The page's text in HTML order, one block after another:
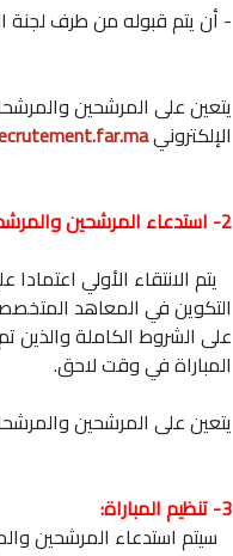
- أن يتم قبوله من طرف لجنة
يتعين على المرشحين
الإلكتروني
2- استدعاء المرشحين والمرشحات:
يتم الانتقاء الأولي
التكوين في المعاهد
على الشروط الكاملة والذين تم
المباراة في وقت لاحق.
يتعين على المرشحين
3- تنظيم المباراة:
سيتم استدعاء المرشحين